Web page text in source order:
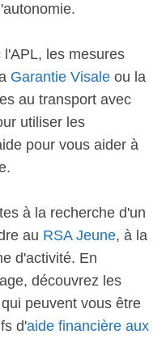
l'APL, les mesures
Garantie Visale ou la
au transport avec
utiliser les
pour vous aider à
à la recherche d'un
au RSA Jeune, à la
d'activité. En
découvrez les
peuvent vous être
d'aide financière aux